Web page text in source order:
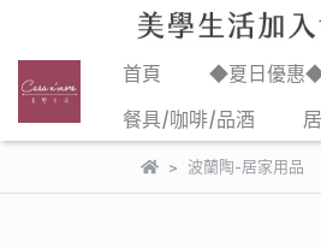
首頁 ◆夏日優惠
餐具/咖啡/品酒
波蘭陶-居家用品